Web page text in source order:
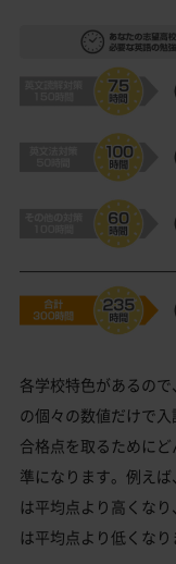
各学校特色があるの
の個々の数値だけで入
合格点を取るために
準になります。例え
は平均点より高くな
は平均点より低くなり